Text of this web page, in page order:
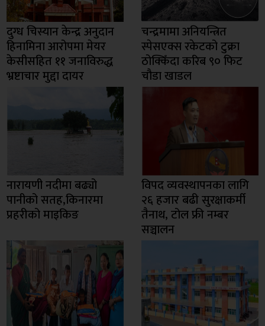
दुग्ध चिस्यान केन्द्र अनुदान
हिनामिना आरोपमा मेयर
केसीसहित ११ जनाविरुद्ध
भ्रष्टाचार मुद्दा दायर
चन्द्रमामा अनियन्त्रित
स्पेसएक्स रकेटको टुक्रा
ठोक्किँदा करिब ९० फिट
चौडा खाडल
नारायणी नदीमा बढ्यो
पानीको सतह,किनारमा
प्रहरीको माइकिङ
विपद व्यवस्थापनका लागि
२६ हजार बढी सुरक्षाकर्मी
तैनाथ, टोल फ्री नम्बर
सञ्चालन